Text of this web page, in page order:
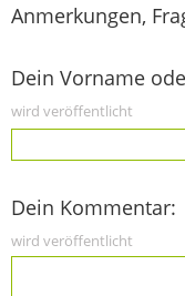
Anmerkungen,
Dein Vorname
wird veröffentlicht
Dein Kommentar:
wird veröffentlicht